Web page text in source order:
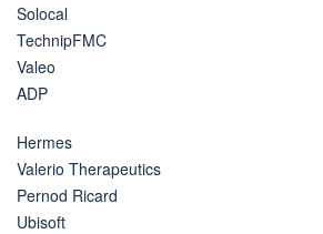
Solocal
TechnipFMC
Valeo
ADP
Hermes
Valerio Therapeutics
Pernod Ricard
Ubisoft